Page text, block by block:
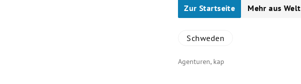
Zur Startseite Mehr aus Welt
Schweden
Agenturen, kap